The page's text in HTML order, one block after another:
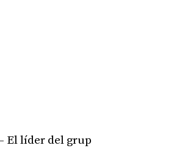
El líder del grup